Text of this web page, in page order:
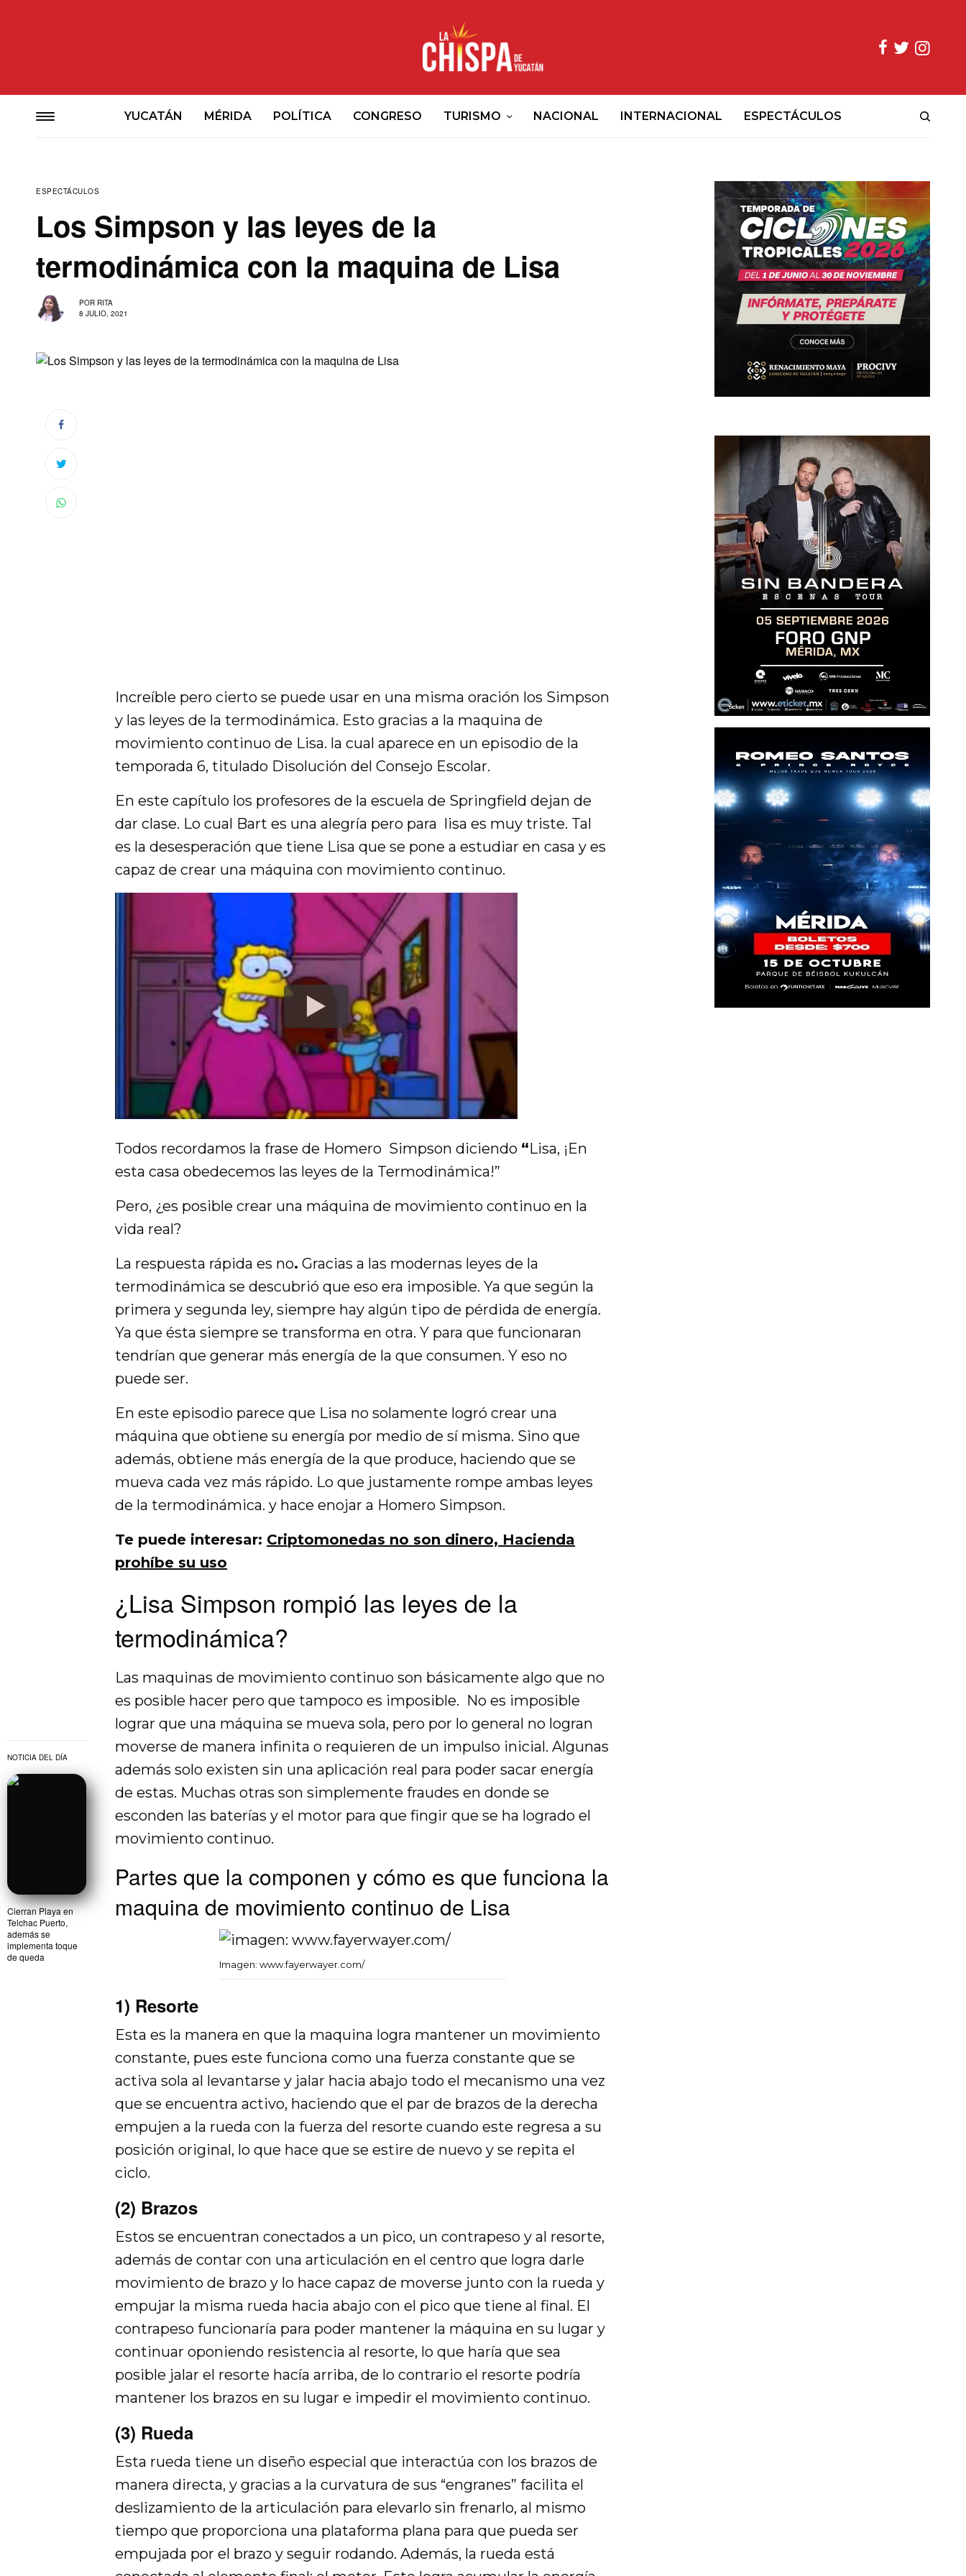
YUCATÁN MÉRIDA POLÍTICA CONGRESO TURISMO NACIONAL INTERNACIONAL ESPECTÁCULOS
ESPECTÁCULOS
Los Simpson y las leyes de la
termodinámica con la maquina de Lisa
POR RITA
8 JULIO, 2021
NOTICIA DEL DÍA
Cierran Playa en
Telchac Puerto,
además se
implementa toque
de queda
Increíble pero cierto se puede usar en una misma oración los Simpson
y las leyes de la termodinámica. Esto gracias a la maquina de
movimiento continuo de Lisa. la cual aparece en un episodio de la
temporada 6, titulado Disolución del Consejo Escolar.
En este capítulo los profesores de la escuela de Springfield dejan de
dar clase. Lo cual Bart es una alegría pero para lisa es muy triste. Tal
es la desesperación que tiene Lisa que se pone a estudiar en casa y es
capaz de crear una máquina con movimiento continuo.
Todos recordamos la frase de Homero Simpson diciendo “Lisa, ¡En
esta casa obedecemos las leyes de la Termodinámica!”
Pero, ¿es posible crear una máquina de movimiento continuo en la
vida real?
La respuesta rápida es no. Gracias a las modernas leyes de la
termodinámica se descubrió que eso era imposible. Ya que según la
primera y segunda ley, siempre hay algún tipo de pérdida de energía.
Ya que ésta siempre se transforma en otra. Y para que funcionaran
tendrían que generar más energía de la que consumen. Y eso no
puede ser.
En este episodio parece que Lisa no solamente logró crear una
máquina que obtiene su energía por medio de sí misma. Sino que
además, obtiene más energía de la que produce, haciendo que se
mueva cada vez más rápido. Lo que justamente rompe ambas leyes
de la termodinámica. y hace enojar a Homero Simpson.
Te puede interesar: Criptomonedas no son dinero, Hacienda
prohíbe su uso
¿Lisa Simpson rompió las leyes de la
termodinámica?
Las maquinas de movimiento continuo son básicamente algo que no
es posible hacer pero que tampoco es imposible. No es imposible
lograr que una máquina se mueva sola, pero por lo general no logran
moverse de manera infinita o requieren de un impulso inicial. Algunas
además solo existen sin una aplicación real para poder sacar energía
de estas. Muchas otras son simplemente fraudes en donde se
esconden las baterías y el motor para que fingir que se ha logrado el
movimiento continuo.
Partes que la componen y cómo es que funciona la
maquina de movimiento continuo de Lisa
Imagen: www.fayerwayer.com/
1) Resorte
Esta es la manera en que la maquina logra mantener un movimiento
constante, pues este funciona como una fuerza constante que se
activa sola al levantarse y jalar hacia abajo todo el mecanismo una vez
que se encuentra activo, haciendo que el par de brazos de la derecha
empujen a la rueda con la fuerza del resorte cuando este regresa a su
posición original, lo que hace que se estire de nuevo y se repita el
ciclo.
(2) Brazos
Estos se encuentran conectados a un pico, un contrapeso y al resorte,
además de contar con una articulación en el centro que logra darle
movimiento de brazo y lo hace capaz de moverse junto con la rueda y
empujar la misma rueda hacia abajo con el pico que tiene al final. El
contrapeso funcionaría para poder mantener la máquina en su lugar y
continuar oponiendo resistencia al resorte, lo que haría que sea
posible jalar el resorte hacía arriba, de lo contrario el resorte podría
mantener los brazos en su lugar e impedir el movimiento continuo.
(3) Rueda
Esta rueda tiene un diseño especial que interactúa con los brazos de
manera directa, y gracias a la curvatura de sus “engranes” facilita el
deslizamiento de la articulación para elevarlo sin frenarlo, al mismo
tiempo que proporciona una plataforma plana para que pueda ser
empujada por el brazo y seguir rodando. Además, la rueda está